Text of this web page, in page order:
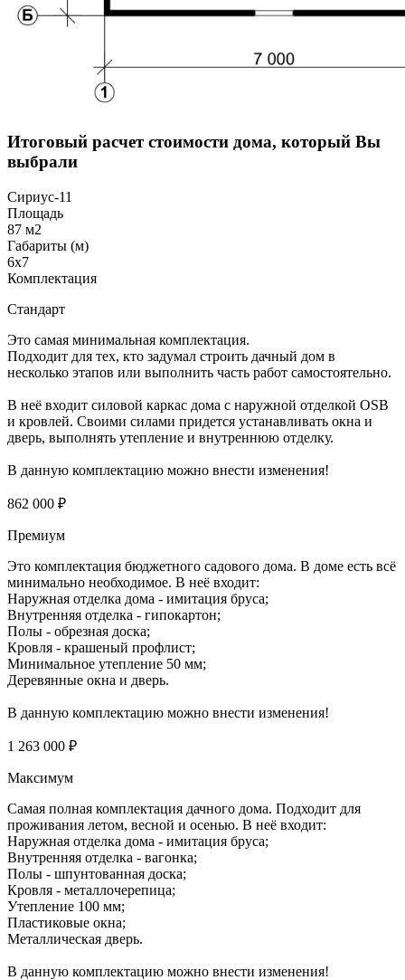
Итоговый расчет стоимости дома, который Вы
выбрали
Сириус-11
Площадь
87 м2
Габариты (м)
6х7
Комплектация
Стандарт
Это самая минимальная комплектация.
Подходит для тех, кто задумал строить дачный дом в
несколько этапов или выполнить часть работ самостоятельно.
В неё входит силовой каркас дома с наружной отделкой OSB
и кровлей. Своими силами придется устанавливать окна и
дверь, выполнять утепление и внутреннюю отделку.
В данную комплектацию можно внести изменения!
862 000 ₽
Премиум
Это комплектация бюджетного садового дома. В доме есть всё
минимально необходимое. В неё входит:
Наружная отделка дома - имитация бруса;
Внутренняя отделка - гипокартон;
Полы - обрезная доска;
Кровля - крашеный профлист;
Минимальное утепление 50 мм;
Деревянные окна и дверь.
В данную комплектацию можно внести изменения!
1 263 000 ₽
Максимум
Самая полная комплектация дачного дома. Подходит для
проживания летом, весной и осенью. В неё входит:
Наружная отделка дома - имитация бруса;
Внутренняя отделка - вагонка;
Полы - шпунтованная доска;
Кровля - металлочерепица;
Утепление 100 мм;
Пластиковые окна;
Металлическая дверь.
В данную комплектацию можно внести изменения!